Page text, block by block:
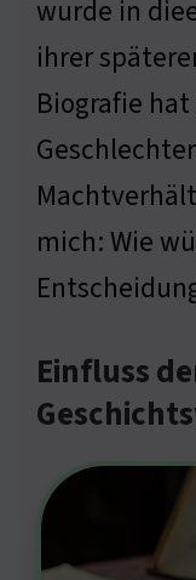
wurde in
ihrer
Biografie
mich: Wie
Einfluss